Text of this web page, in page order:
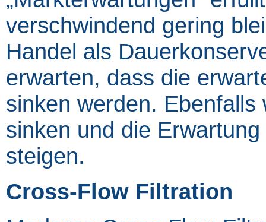
verschwindend gering
Handel als
erwarten, dass die
sinken werden.
sinken und die
steigen.
Cross-Flow Filtration